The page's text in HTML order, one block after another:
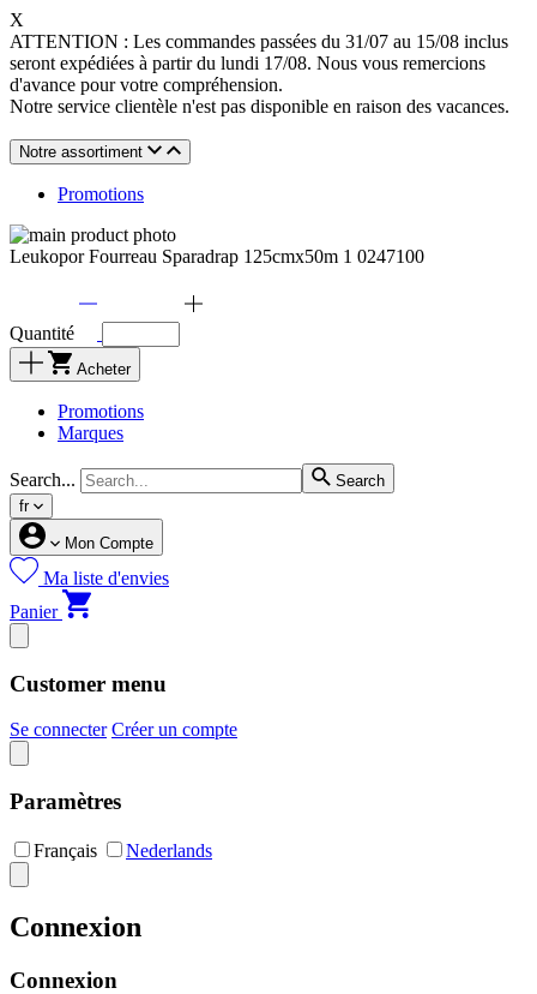
X
ATTENTION : Les commandes passées du 31/07 au 15/08 inclus
seront expédiées à partir du lundi 17/08. Nous vous remercions
d'avance pour votre compréhension.
Notre service clientèle n'est pas disponible en raison des vacances.
Notre assortiment
Promotions
Leukopor Fourreau Sparadrap 125cmx50m 1 0247100
Quantité
Acheter
Promotions
Marques
Search...
Search
fr
Mon Compte
Ma liste d'envies
Panier
Customer menu
Se connecter Créer un compte
Paramètres
Français Nederlands
Connexion
Connexion